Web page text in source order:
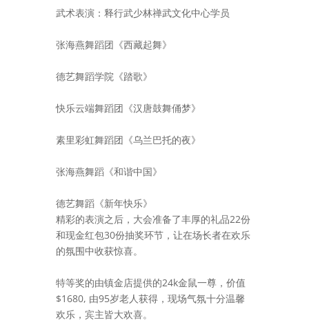
武术表演：释行武少林禅武文化中心学员
张海燕舞蹈团《西藏起舞》
德艺舞蹈学院《踏歌》
快乐云端舞蹈团《汉唐鼓舞俑梦》
素里彩虹舞蹈团《乌兰巴托的夜》
张海燕舞蹈《和谐中国》
德艺舞蹈《新年快乐》
精彩的表演之后，大会准备了丰厚的礼品22份
和现金红包30份抽奖环节，让在场长者在欢乐
的氛围中收获惊喜。
特等奖的由镇金店提供的24k金鼠一尊，价值
$1680, 由95岁老人获得，现场气氛十分温馨
欢乐，宾主皆大欢喜。